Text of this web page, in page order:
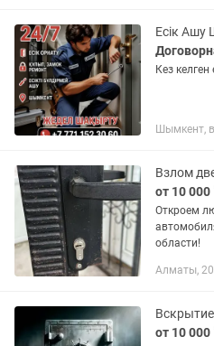
Кез келген
Шымкент,
Взлом
от 10 000
Откроем
области!
Алматы,
от 10 000